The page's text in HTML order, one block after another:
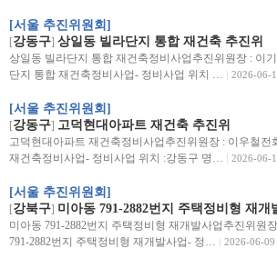
[서울 추진위원회]
[강동구] 상일동 빌라단지 통합 재건축 추진위
상일동 빌라단지 통합 재건축정비사업추진위원장 : 이
단지 통합 재건축정비사업- 정비사업 위치 …
2026-06-
[서울 추진위원회]
[강동구] 고덕현대아파트 재건축 추진위
고덕현대아파트 재건축정비사업추진위원장 : 이우철전
재건축정비사업- 정비사업 위치 :강동구 명…
2026-06-
[서울 추진위원회]
[강북구] 미아동 791-2882번지 주택정비형 재개
미아동 791-2882번지 주택정비형 재개발사업추진위원
791-2882번지 주택정비형 재개발사업- 정…
2026-06-09